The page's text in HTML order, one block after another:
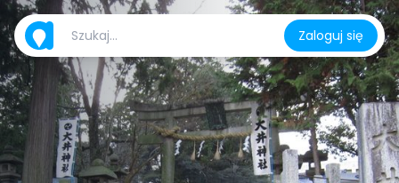
Zaloguj się